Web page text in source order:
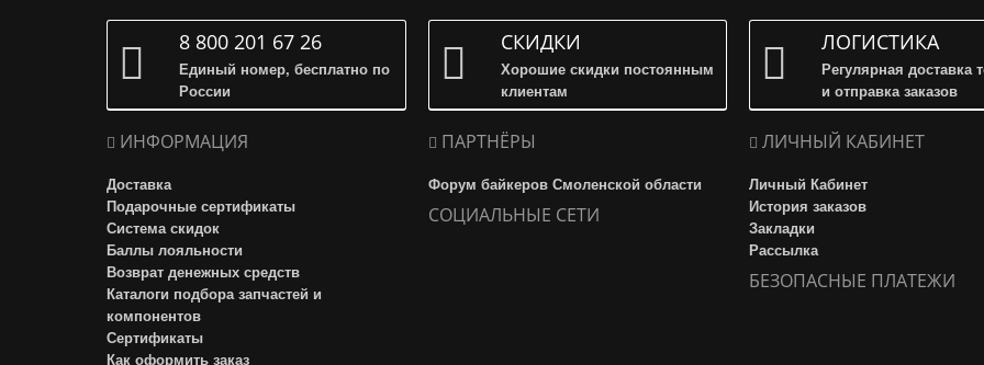
8 800 201 67 26
Единый номер, бесплатно по
России
СКИДКИ
Хорошие скидки постоянным
клиентам
ЛОГИСТИКА
Регулярная доставка
и отправка заказов
ИНФОРМАЦИЯ
Доставка
Подарочные сертификаты
Система скидок
Баллы лояльности
Возврат денежных средств
Каталоги подбора запчастей и
компонентов
Сертификаты
Как оформить заказ
ПАРТНЁРЫ
Форум байкеров Смоленской области
СОЦИАЛЬНЫЕ СЕТИ
ЛИЧНЫЙ КАБИНЕТ
Личный Кабинет
История заказов
Закладки
Рассылка
БЕЗОПАСНЫЕ ПЛАТЕЖИ